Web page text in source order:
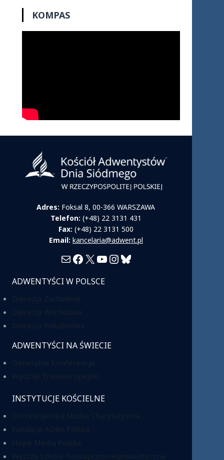
KOMPAS
Adres: Foksal 8, 00-366 WARSZAWA
Telefon: (+48) 22 3131 431
Fax: (+48) 22 3131 500
Email: kancelaria@adwent.pl
MailFacebook
X YouTube
Instagram
Bluesky
ADWENTYŚCI W POLSCE
ADWENTYŚCI NA ŚWIECIE
INSTYTUCJE KOŚCIELNE